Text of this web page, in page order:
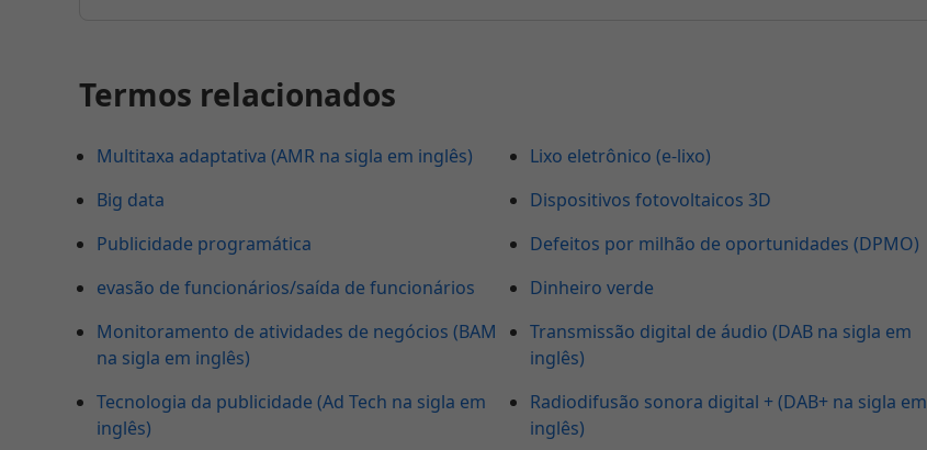
Termos relacionados
Multitaxa adaptativa (AMR na sigla em inglês)
Big data
Publicidade programática
evasão de funcionários/saída de funcionários
Monitoramento de atividades de negócios (BAM
na sigla em inglês)
Tecnologia da publicidade (Ad Tech na sigla em
inglês)
Lixo eletrônico (e-lixo)
Dispositivos fotovoltaicos 3D
Defeitos por milhão de oportunidades (DPMO)
Dinheiro verde
Transmissão digital de áudio (DAB na sigla em
inglês)
Radiodifusão sonora digital + (DAB+ na sigla em
inglês)